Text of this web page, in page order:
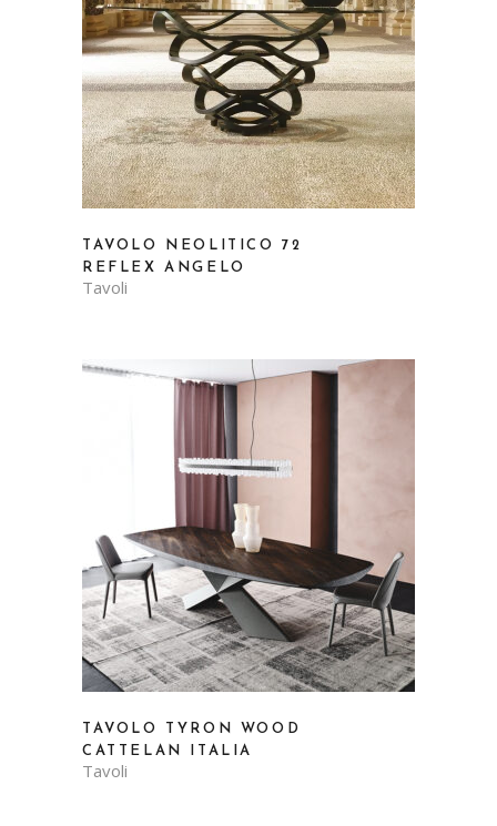
TAVOLO NEOLITICO 72
REFLEX ANGELO
Tavoli
TAVOLO TYRON WOOD
CATTELAN ITALIA
Tavoli